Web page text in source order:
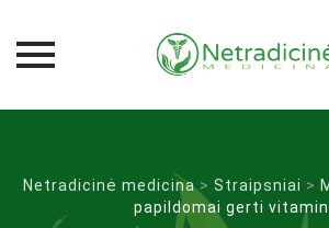
Netradicinė medicina> Straipsniai >
papildomai gerti